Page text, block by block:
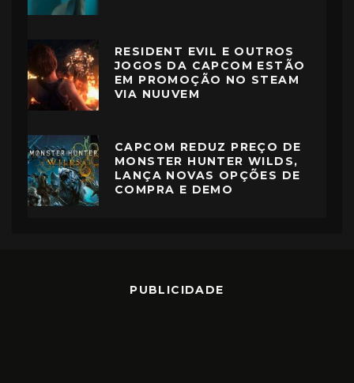
RESIDENT EVIL E OUTROS
JOGOS DA CAPCOM ESTÃO
EM PROMOÇÃO NO STEAM
VIA NUUVEM
CAPCOM REDUZ PREÇO DE
MONSTER HUNTER WILDS,
LANÇA NOVAS OPÇÕES DE
COMPRA E DEMO
PUBLICIDADE